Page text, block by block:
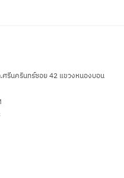
รีนครินทร์ซอย 42แขวงหนองบอน